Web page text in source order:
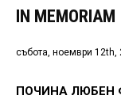
IN MEMORIAM
събота, ноември 12th,
ПОЧИНА ЛЮБЕН